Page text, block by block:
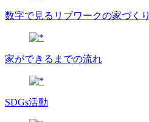
数字で⾒るリブワークの家づくり
家ができるまでの流れ
SDGs活動